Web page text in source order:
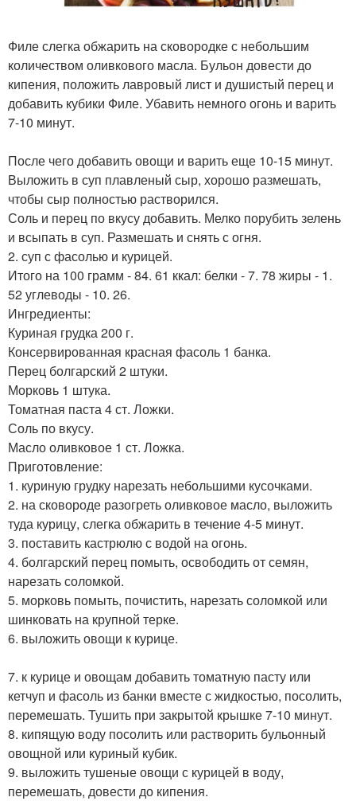
Филе слегка обжарить на сковородке с небольшим
количеством оливкового масла. Бульон довести до
кипения, положить лавровый лист и душистый перец и
добавить кубики Филе. Убавить немного огонь и варить
7-10 минут.
После чего добавить овощи и варить еще 10-15 минут.
Выложить в суп плавленый сыр, хорошо размешать,
чтобы сыр полностью растворился.
Соль и перец по вкусу добавить. Мелко порубить зелень
и всыпать в суп. Размешать и снять с огня.
2. суп с фасолью и курицей.
Итого на 100 грамм - 84. 61 ккал: белки - 7. 78 жиры - 1.
52 углеводы - 10. 26.
Ингредиенты:
Куриная грудка 200 г.
Консервированная красная фасоль 1 банка.
Перец болгарский 2 штуки.
Морковь 1 штука.
Томатная паста 4 ст. Ложки.
Соль по вкусу.
Масло оливковое 1 ст. Ложка.
Приготовление:
1. куриную грудку нарезать небольшими кусочками.
2. на сковороде разогреть оливковое масло, выложить
туда курицу, слегка обжарить в течение 4-5 минут.
3. поставить кастрюлю с водой на огонь.
4. болгарский перец помыть, освободить от семян,
нарезать соломкой.
5. морковь помыть, почистить, нарезать соломкой или
шинковать на крупной терке.
6. выложить овощи к курице.
7. к курице и овощам добавить томатную пасту или
кетчуп и фасоль из банки вместе с жидкостью, посолить,
перемешать. Тушить при закрытой крышке 7-10 минут.
8. кипящую воду посолить или растворить бульонный
овощной или куриный кубик.
9. выложить тушеные овощи с курицей в воду,
перемешать, довести до кипения.